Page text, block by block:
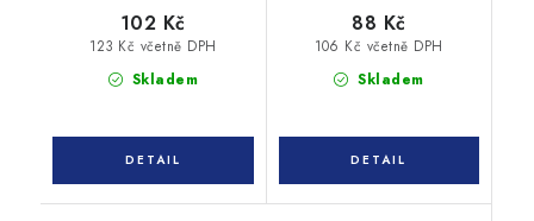
Skladem
123 Kč včetně DPH
102 Kč
Skladem
106 Kč včetně DPH
88 Kč